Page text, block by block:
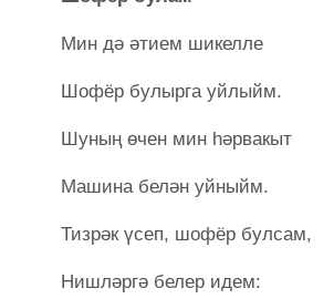
Мин дә әтием шикелле
Шофёр булырга уйлыйм.
Шуның өчен мин һәрвакыт
Машина белән уйныйм.
Тизрәк үсеп, шофёр булсам,
Нишләргә белер идем: